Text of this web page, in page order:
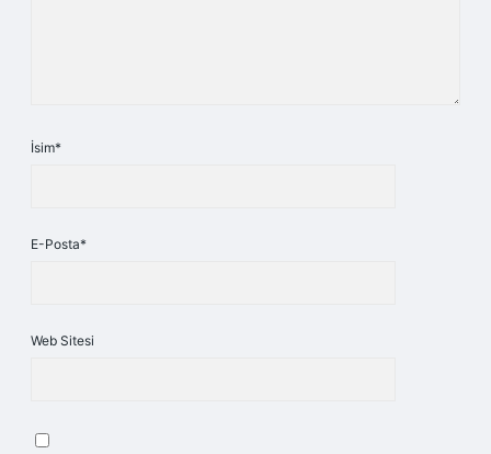
İsim*
E-Posta*
Web Sitesi